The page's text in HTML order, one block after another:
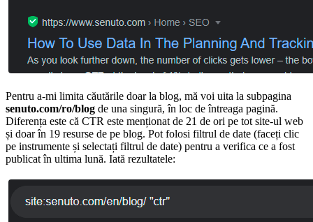
Pentru a-mi limita căutările doar la blog, mă voi uita la subpagina
senuto.com/ro/blog de una singură, în loc de întreaga pagină.
Diferența este că CTR este menționat de 21 de ori pe tot site-ul web
și doar în 19 resurse de pe blog. Pot folosi filtrul de date (faceți clic
pe instrumente și selectați filtrul de date) pentru a verifica ce a fost
publicat în ultima lună. Iată rezultatele: